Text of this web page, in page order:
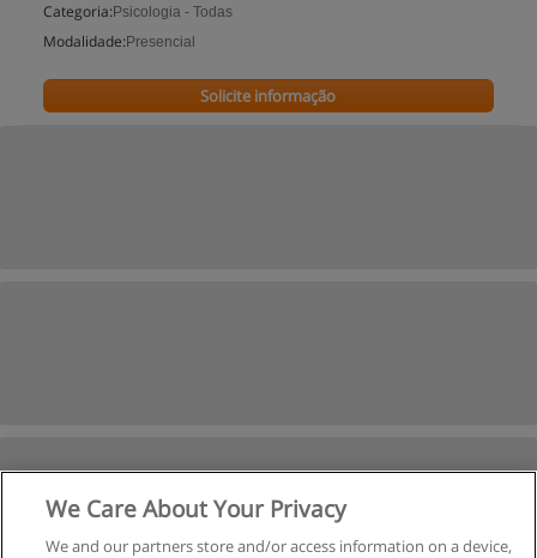
Categoria: Psicologia - Todas
Modalidade: Presencial
Solicite informação
We Care About Your Privacy
We and our partners store and/or access information on a device,